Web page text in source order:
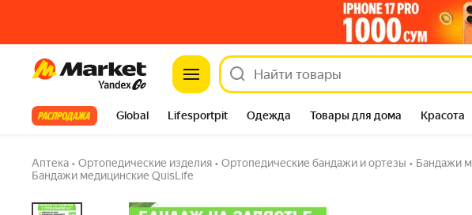
Market
Все хиты Global Lifesportpit Одежда Товары для дома Красота
Аптека • Ортопедические изделия • Ортопедические бандажи и ортезы • Бандажи
Бандажи медицинские QuisLife
Бандаж на запястье QuisLife для лучезапястного сустава, с
турмалином, универсальный
1K купили 2 вопроса